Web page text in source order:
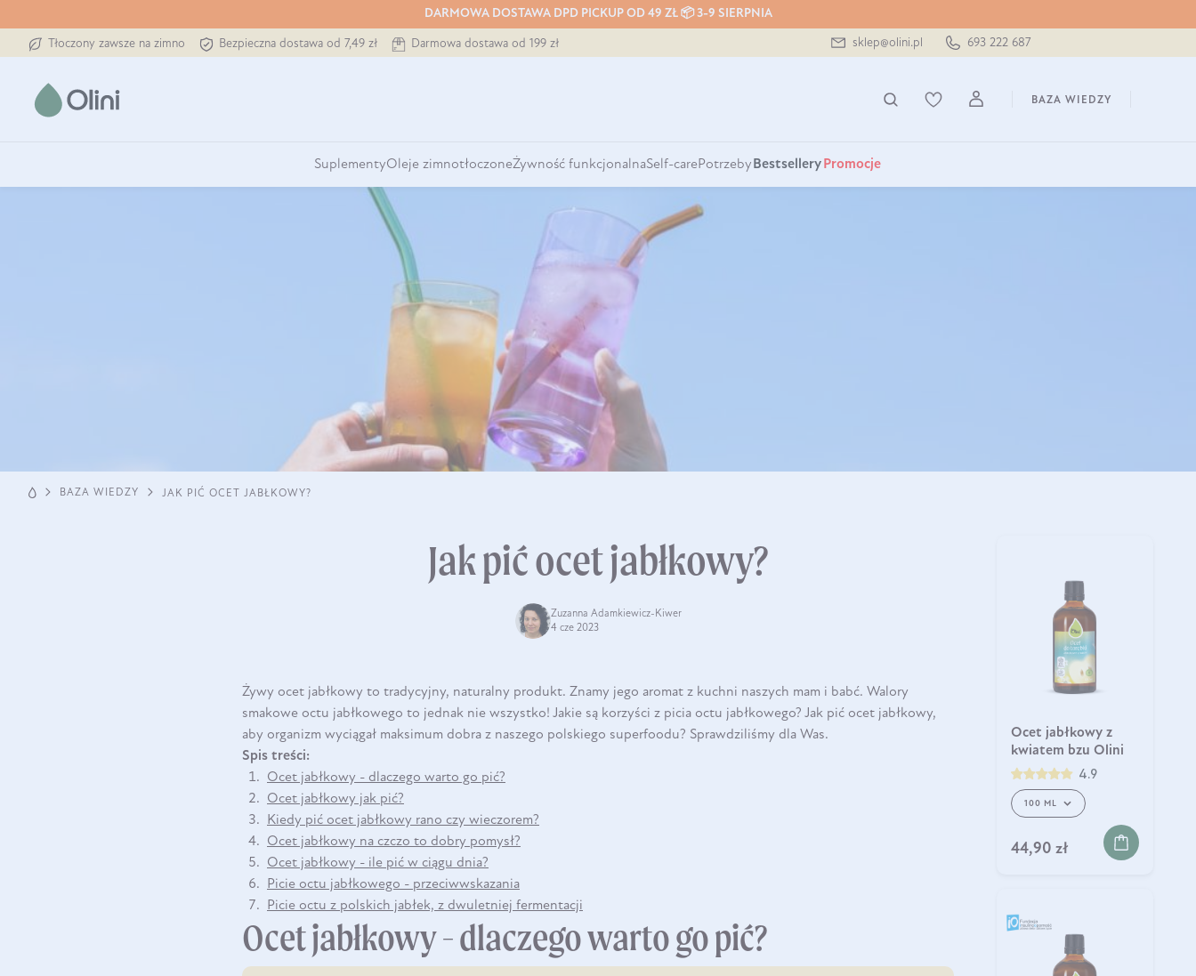
DARMOWA DOSTAWA DPD PICKUP OD 49 ZŁ 📦 3-9 SIERPNIA
Tłoczony zawsze na zimno Bezpieczna dostawa od 7,49 zł Darmowa dostawa od 199 zł sklep@olini.pl 693 222 687
BAZA WIEDZY
SuplementyOleje zimnotłoczoneŻywność funkcjonalnaSelf-carePotrzeby Bestsellery Promocje
BAZA WIEDZY JAK PIĆ OCET JABŁKOWY?
Jak pić ocet jabłkowy?
Zuzanna Adamkiewicz-Kiwer
4 cze 2023
Ocet jabłkowy z
kwiatem bzu Olini
4.9
100 ML
44,90 zł
Żywy ocet jabłkowy to tradycyjny, naturalny produkt. Znamy jego aromat z kuchni naszych mam i babć. Walory
smakowe octu jabłkowego to jednak nie wszystko! Jakie są korzyści z picia octu jabłkowego? Jak pić ocet jabłkowy,
aby organizm wyciągał maksimum dobra z naszego polskiego superfoodu? Sprawdziliśmy dla Was.
Spis treści:
Ocet jabłkowy - dlaczego warto go pić?
Ocet jabłkowy jak pić?
Kiedy pić ocet jabłkowy rano czy wieczorem?
Ocet jabłkowy na czczo to dobry pomysł?
Ocet jabłkowy - ile pić w ciągu dnia?
Picie octu jabłkowego - przeciwwskazania
Picie octu z polskich jabłek, z dwuletniej fermentacji
Ocet jabłkowy - dlaczego warto go pić?